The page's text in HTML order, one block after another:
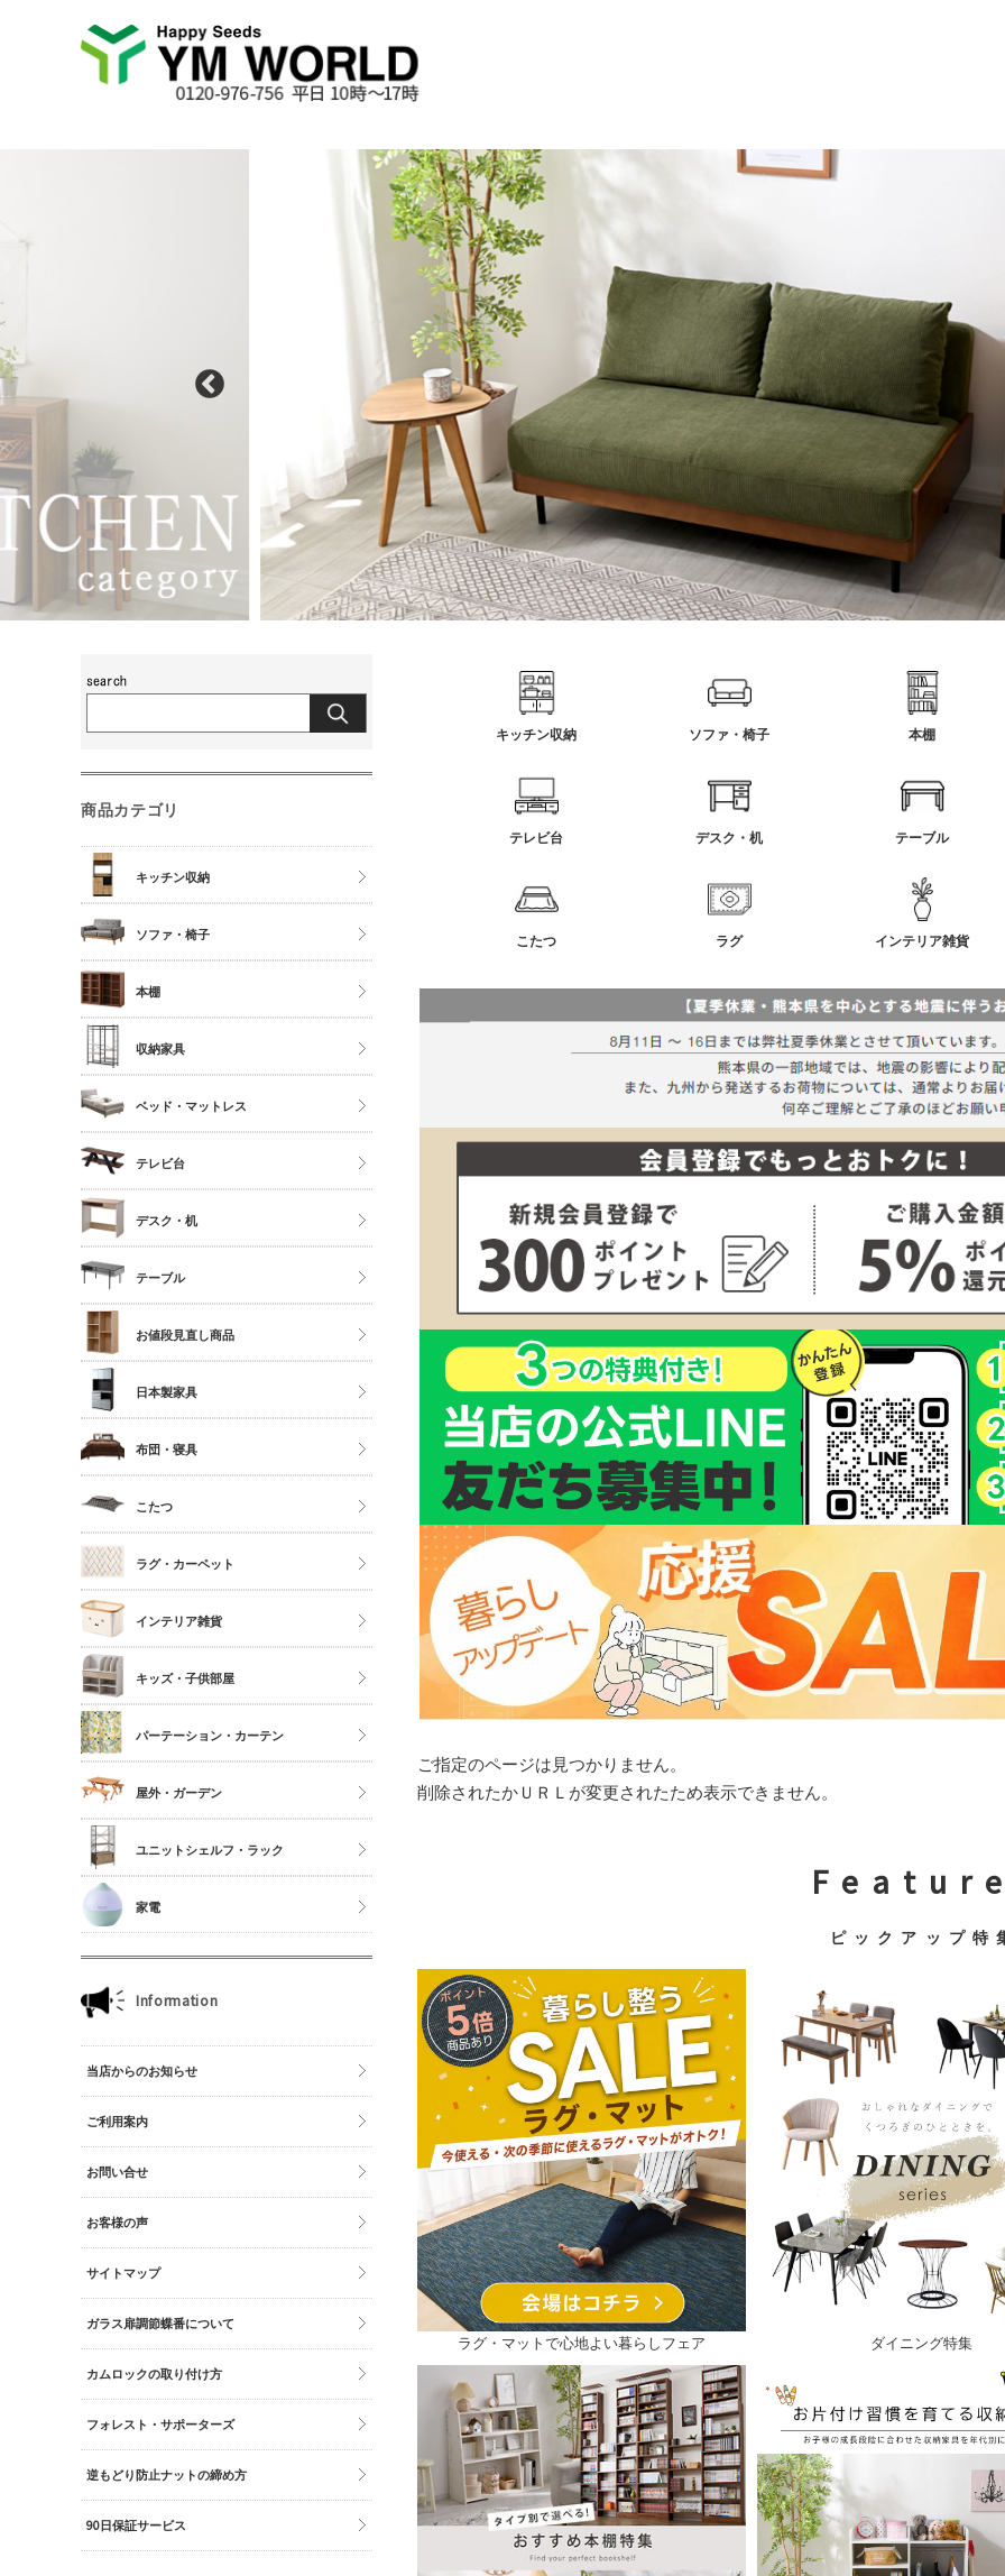
キッチン収納 ソファ・椅子 本棚
テレビ台 デスク・机 テーブル
こたつ ラグ インテリア雑貨
ご指定のページは見つかりません。
削除されたかＵＲＬが変更されたため表示できません。
F e a t u r
ピ ッ ク ア ッ プ 特
ラグ・マットで心地よい暮らしフェア ダイニング特集
商品カテゴリ
キッチン収納
食器棚
レンジ台
キッチンカウンター
ストッカー
ソファ・椅子
チェア
ソファ
座椅子
本棚
ミドルタイプ
ディスプレイラック
収納家具
タンス・チェスト
サニタリー
多目的収納
ベッド・マットレス
マットレス単品
シングル
セミダブル
テレビ台
ロータイプ
伸縮・変形・コーナー
デスク・机
デスク
サイドチェスト
テーブル
センターテーブル
サイドテーブル
お値段見直し商品
日本製家具
布団・寝具
シングル
セミダブル
ダブル以上
夏物布団
冬物布団
枕・抱き枕
マットレス単品
こたつ
こたつ
こたつ布団
ラグ・カーペット
正方形
長方形
円形
キッチンマット
玄関マット
インテリア雑貨
アクセサリーケース
照明・ライト
コスメボックス
収納雑貨
玄関雑貨
キッチン雑貨
ミラー・ドレッサー
本立て・マガジンラック
時計
バッグ
財布
キッズ・子供部屋
パーテーション・カーテン
カーテン・ブラインド
屋外・ガーデン
ユニットシェルフ・ラック
ユニットシェルフWiLLシリーズ
ジュリオシリーズ
家電
Information
当店からのお知らせ
ご利用案内
お問い合せ
お客様の声
サイトマップ
ガラス扉調節蝶番について
カムロックの取り付け方
フォレスト・サポーターズ
逆もどり防止ナットの締め方
90日保証サービス